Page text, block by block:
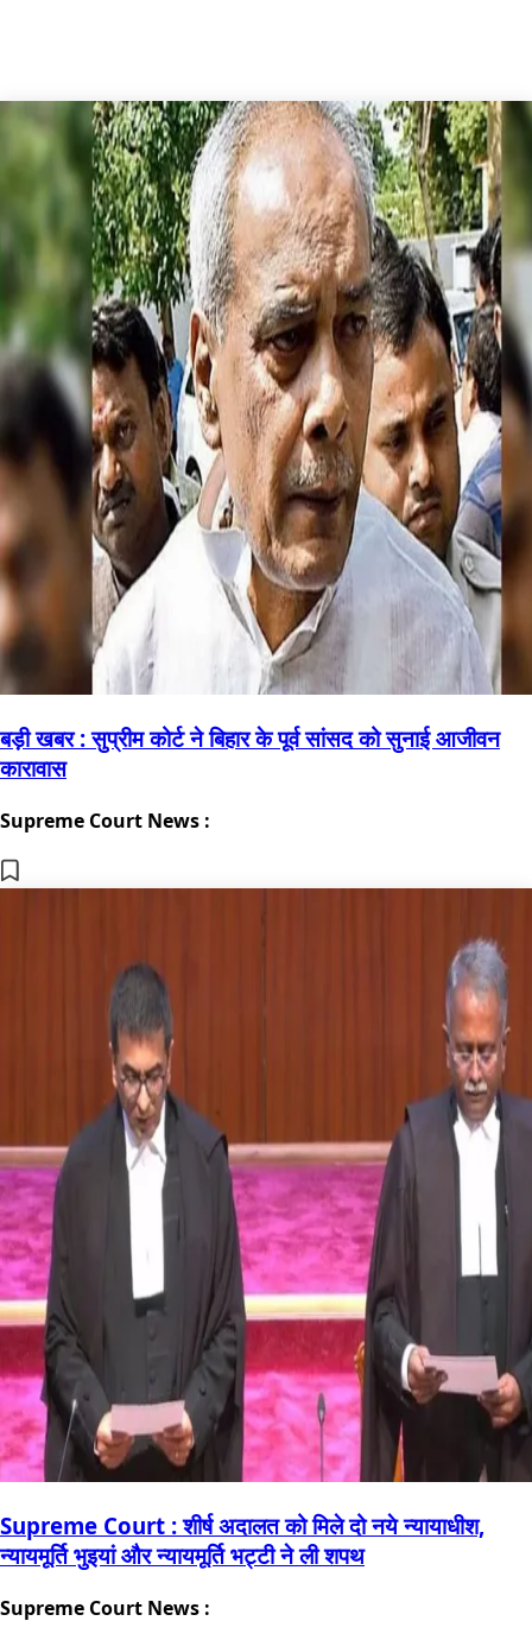
बड़ी खबर : सुप्रीम कोर्ट ने बिहार के पूर्व सांसद को सुनाई आजीवन
कारावास
Supreme Court News :
Supreme Court : शीर्ष अदालत को मिले दो नये न्यायाधीश,
न्यायमूर्ति भुइयां और न्यायमूर्ति भट्टी ने ली शपथ
Supreme Court News :